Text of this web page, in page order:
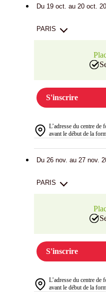
Du 19 oct. au 20 oct.
PARIS
S'inscrire
L’adresse du centre de
avant le début de la
Du 26 nov. au 27 nov.
PARIS
S'inscrire
L’adresse du centre de
avant le début de la